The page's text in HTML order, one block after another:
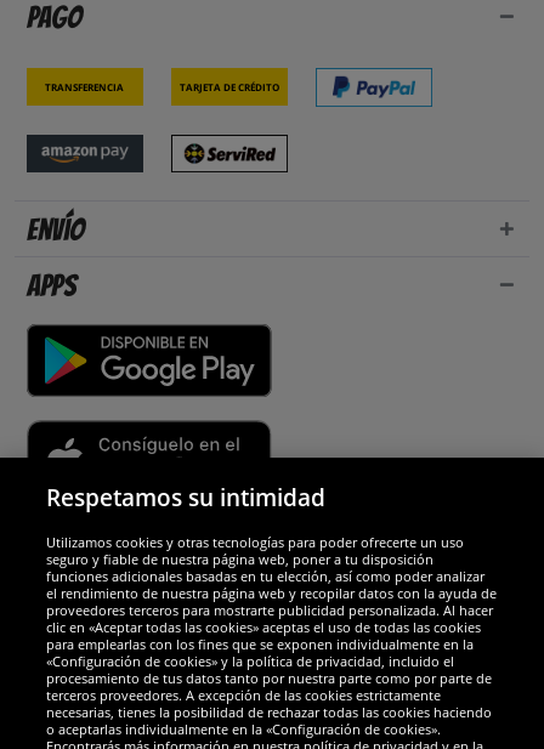
Pago
Transferencia Tarjeta de crédito
Envío
Apps
Socios y seguridad
Galardones
Respetamos su intimidad
Utilizamos cookies y otras tecnologías para poder ofrecerte un uso
seguro y fiable de nuestra página web, poner a tu disposición
funciones adicionales basadas en tu elección, así como poder analizar
el rendimiento de nuestra página web y recopilar datos con la ayuda de
proveedores terceros para mostrarte publicidad personalizada. Al hacer
clic en «Aceptar todas las cookies» aceptas el uso de todas las cookies
para emplearlas con los fines que se exponen individualmente en la
«Configuración de cookies» y la política de privacidad, incluido el
procesamiento de tus datos tanto por nuestra parte como por parte de
terceros proveedores. A excepción de las cookies estrictamente
necesarias, tienes la posibilidad de rechazar todas las cookies haciendo
o aceptarlas individualmente en la «Configuración de cookies».